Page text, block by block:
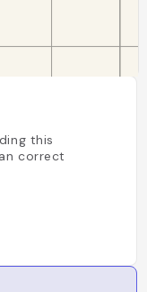
this
correct